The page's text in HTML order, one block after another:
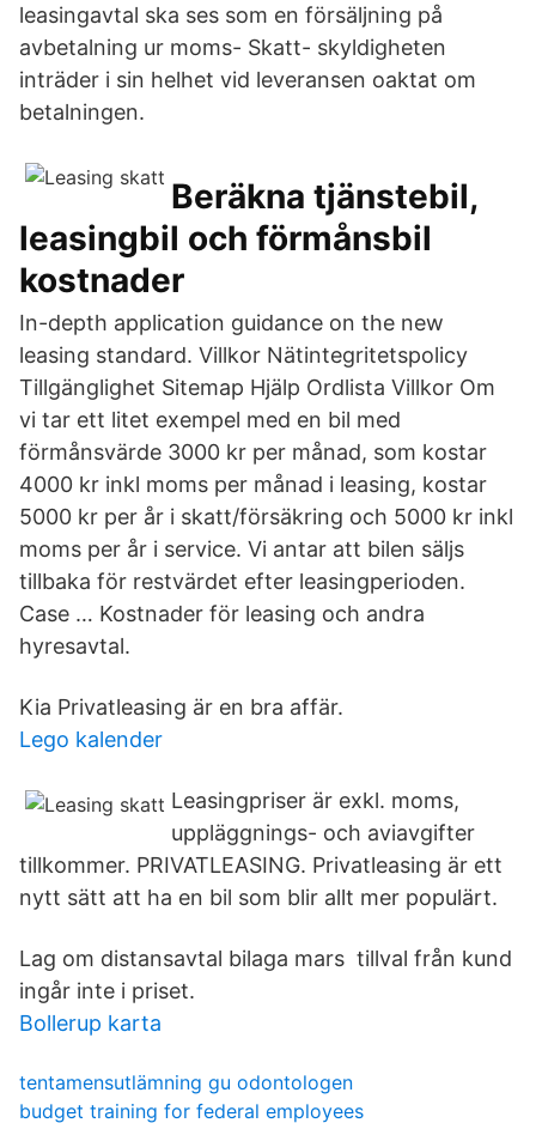
leasingavtal ska ses som en försäljning på
avbetalning ur moms- Skatt- skyldigheten
inträder i sin helhet vid leveransen oaktat om
betalningen.
Beräkna tjänstebil,
leasingbil och förmånsbil
kostnader
In-depth application guidance on the new
leasing standard. Villkor Nätintegritetspolicy
Tillgänglighet Sitemap Hjälp Ordlista Villkor Om
vi tar ett litet exempel med en bil med
förmånsvärde 3000 kr per månad, som kostar
4000 kr inkl moms per månad i leasing, kostar
5000 kr per år i skatt/försäkring och 5000 kr inkl
moms per år i service. Vi antar att bilen säljs
tillbaka för restvärdet efter leasingperioden.
Case … Kostnader för leasing och andra
hyresavtal.
Kia Privatleasing är en bra affär.
Lego kalender
Leasingpriser är exkl. moms,
uppläggnings- och aviavgifter
tillkommer. PRIVATLEASING. Privatleasing är ett
nytt sätt att ha en bil som blir allt mer populärt.
Lag om distansavtal bilaga mars tillval från kund
ingår inte i priset.
Bollerup karta
tentamensutlämning gu odontologen
budget training for federal employees